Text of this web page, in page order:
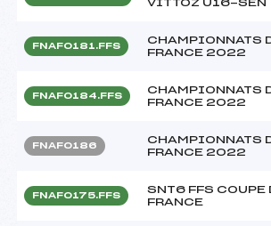
VITTOZ U16-SEN
FNAF0181.FFS
CHAMPIONNATS
FRANCE 2022
FNAF0184.FFS
CHAMPIONNATS
FRANCE 2022
FNAF0186
CHAMPIONNATS
FRANCE 2022
FNAF0175.FFS
SNT6 FFS COUPE
FRANCE